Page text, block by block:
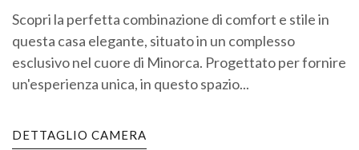
Scopri la perfetta combinazione di comfort e stile in
questa casa elegante, situato in un complesso
esclusivo nel cuore di Minorca. Progettato per fornire
un'esperienza unica, in questo spazio...
DETTAGLIO CAMERA